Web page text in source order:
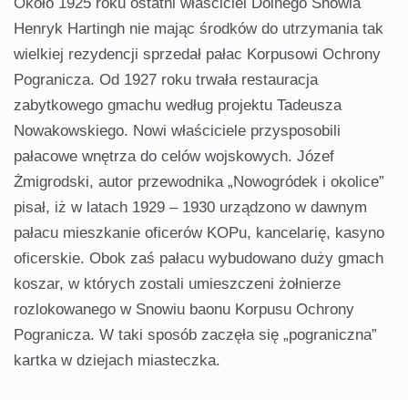
Henryk Hartingh nie mając środków do utrzymania tak
wielkiej rezydencji sprzedał pałac Korpusowi Ochrony
Pogranicza. Od 1927 roku trwała restauracja
zabytkowego gmachu według projektu Tadeusza
Nowakowskiego. Nowi właściciele przysposobili
pałacowe wnętrza do celów wojskowych. Józef
Żmigrodski, autor przewodnika „Nowogródek i okolice”
pisał, iż w latach 1929 – 1930 urządzono w dawnym
pałacu mieszkanie oficerów KOPu, kancelarię, kasyno
oficerskie. Obok zaś pałacu wybudowano duży gmach
koszar, w których zostali umieszczeni żołnierze
rozlokowanego w Snowiu baonu Korpusu Ochrony
Pogranicza. W taki sposób zaczęła się „pograniczna”
kartka w dziejach miasteczka.